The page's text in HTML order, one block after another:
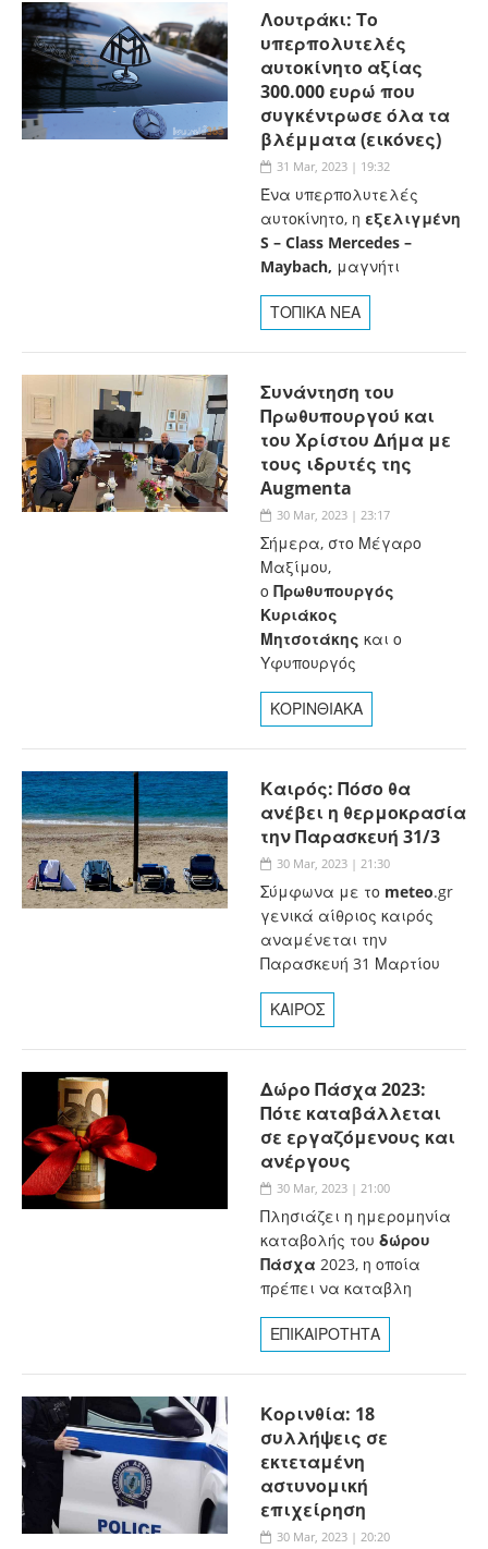
Λουτράκι: Το
υπερπολυτελές
αυτοκίνητο αξίας
300.000 ευρώ που
συγκέντρωσε όλα τα
βλέμματα (εικόνες)
31 Mar, 2023 | 19:32
Ένα υπερπολυτελές
αυτοκίνητο, η εξελιγμένη
S – Class Mercedes –
Maybach, μαγνήτι
ΤΟΠΙΚΑ ΝΕΑ
Συνάντηση του
Πρωθυπουργού και
του Χρίστου Δήμα με
τους ιδρυτές της
Augmenta
30 Mar, 2023 | 23:17
Σήμερα, στο Μέγαρο
Μαξίμου,
ο Πρωθυπουργός
Κυριάκος
Μητσοτάκης και ο
Υφυπουργός
ΚΟΡΙΝΘΙΑΚΑ
Καιρός: Πόσο θα
ανέβει η θερμοκρασία
την Παρασκευή 31/3
30 Mar, 2023 | 21:30
Σύμφωνα με το meteo.gr
γενικά αίθριος καιρός
αναμένεται την
Παρασκευή 31 Μαρτίου
ΚΑΙΡΟΣ
Δώρο Πάσχα 2023:
Πότε καταβάλλεται
σε εργαζόμενους και
ανέργους
30 Mar, 2023 | 21:00
Πλησιάζει η ημερομηνία
καταβολής του δώρου
Πάσχα 2023, η οποία
πρέπει να καταβλη
ΕΠΙΚΑΙΡΟΤΗΤΑ
Κορινθία: 18
συλλήψεις σε
εκτεταμένη
αστυνομική
επιχείρηση
30 Mar, 2023 | 20:20